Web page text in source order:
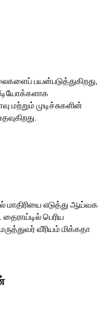
பயன்படுத்துகிறது,
மற்றும் முடிச்சுகளின்
மாதிரியை எடுத்து ஆய்வக
பெரிய
வீரியம் மிக்கதா